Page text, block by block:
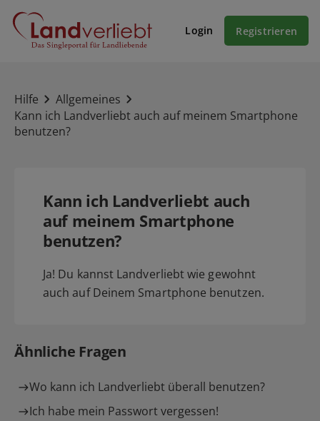
Login Registrieren
Hilfe
Allgemeines
Kann ich Landverliebt auch auf meinem Smartphone
benutzen?
Kann ich Landverliebt auch
auf meinem Smartphone
benutzen?
Ja! Du kannst Landverliebt wie gewohnt
auch auf Deinem Smartphone benutzen.
Ähnliche Fragen
Wo kann ich Landverliebt überall benutzen?
Ich habe mein Passwort vergessen!